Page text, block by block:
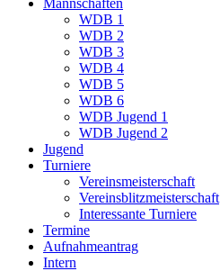
Mannschaften
WDB 1
WDB 2
WDB 3
WDB 4
WDB 5
WDB 6
WDB Jugend 1
WDB Jugend 2
Jugend
Turniere
Vereinsmeisterschaft
Vereinsblitzmeisterschaft
Interessante Turniere
Termine
Aufnahmeantrag
Intern